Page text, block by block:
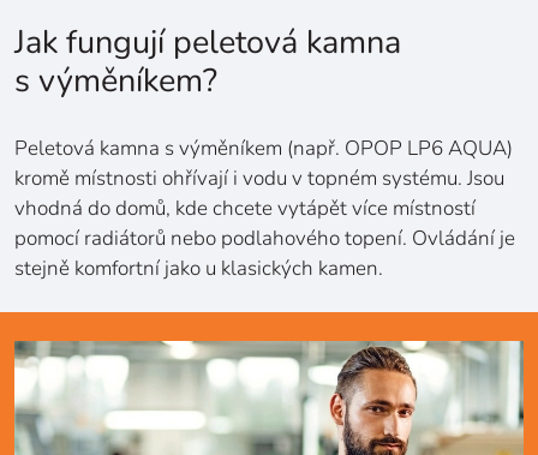
Jak fungují peletová kamna
s výměníkem?
Peletová kamna s výměníkem (např. OPOP LP6 AQUA)
kromě místnosti ohřívají i vodu v topném systému. Jsou
vhodná do domů, kde chcete vytápět více místností
pomocí radiátorů nebo podlahového topení. Ovládání je
stejně komfortní jako u klasických kamen.